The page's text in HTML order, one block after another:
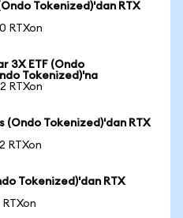
Tokenized)'dan RTX
RTXon
3X ETF (Ondo
Tokenized)'na
RTXon
(Ondo Tokenized)'dan RTX
RTXon
Tokenized)'dan RTX